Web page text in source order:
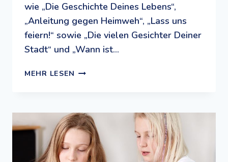
wie „Die Geschichte Deines Lebens“,
„Anleitung gegen Heimweh“, „Lass uns
feiern!“ sowie „Die vielen Gesichter Deiner
Stadt“ und „Wann ist…
MEHR LESEN JÜDISCHES
UND
ANALOGE
BILDUNGSANGEBOTE